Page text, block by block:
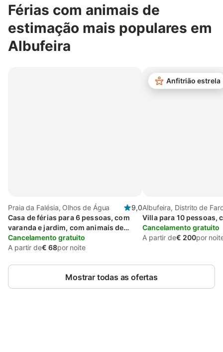
Férias com animais de
estimação mais populares em
Albufeira
Praia da Falésia, Olhos de Água
9,0
Casa de férias para 6 pessoas, com
varanda e jardim, com animais de
estimação
Cancelamento gratuito
A partir de€ 68por noite
Anfitrião estrela
Albufeira, Distrito de
Villa para 10 pessoas,
Cancelamento gratuito
A partir de€ 200por
Mostrar todas as ofertas